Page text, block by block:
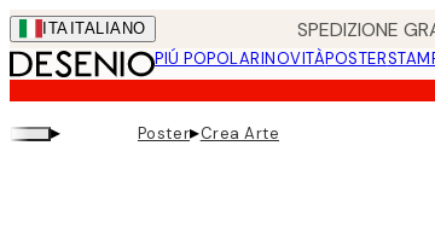
Skip
to
main
content.
ITA ITALIANO SPEDIZIONE
PIÚ POPOLARINOVITÀPOSTER
▸ Poster▸Crea Arte